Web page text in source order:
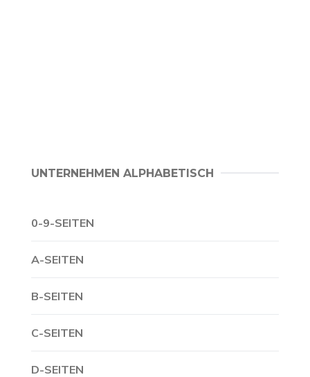
UNTERNEHMEN ALPHABETISCH
0-9-SEITEN
A-SEITEN
B-SEITEN
C-SEITEN
D-SEITEN